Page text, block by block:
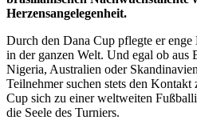
Herzensangelegenheit.
Durch den Dana Cup pflegte er
in der ganzen Welt. Und egal ob aus
Nigeria, Australien oder
Teilnehmer suchen stets den
Cup sich zu einer weltweiten
die Seele des Turniers.